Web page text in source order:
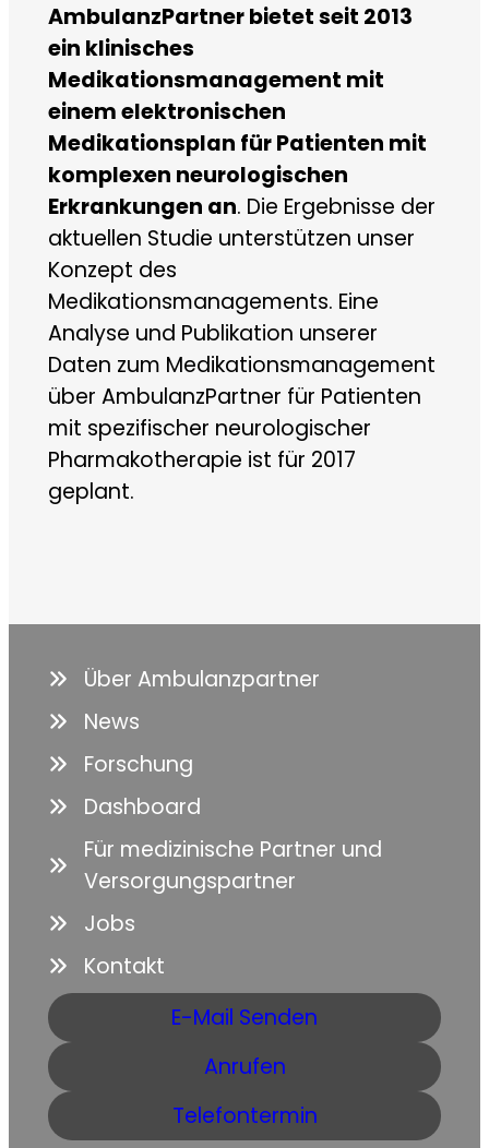
AmbulanzPartner bietet seit 2013
ein klinisches
Medikationsmanagement mit
einem elektronischen
Medikationsplan für Patienten mit
komplexen neurologischen
Erkrankungen an. Die Ergebnisse der
aktuellen Studie unterstützen unser
Konzept des
Medikationsmanagements. Eine
Analyse und Publikation unserer
Daten zum Medikationsmanagement
über AmbulanzPartner für Patienten
mit spezifischer neurologischer
Pharmakotherapie ist für 2017
geplant.
Über Ambulanzpartner
News
Forschung
Dashboard
Für medizinische Partner und
Versorgungspartner
Jobs
Kontakt
E-Mail Senden
Anrufen
Telefontermin